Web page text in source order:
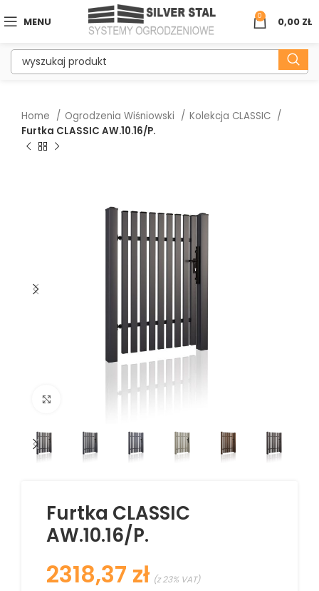
MENU 0 0,00 ZŁ
Home Ogrodzenia Wiśniowski
Kolekcja CLASSIC
Furtka CLASSIC AW.10.16/P.
Kliknij aby powiększyć
Furtka CLASSIC
AW.10.16/P.
zł